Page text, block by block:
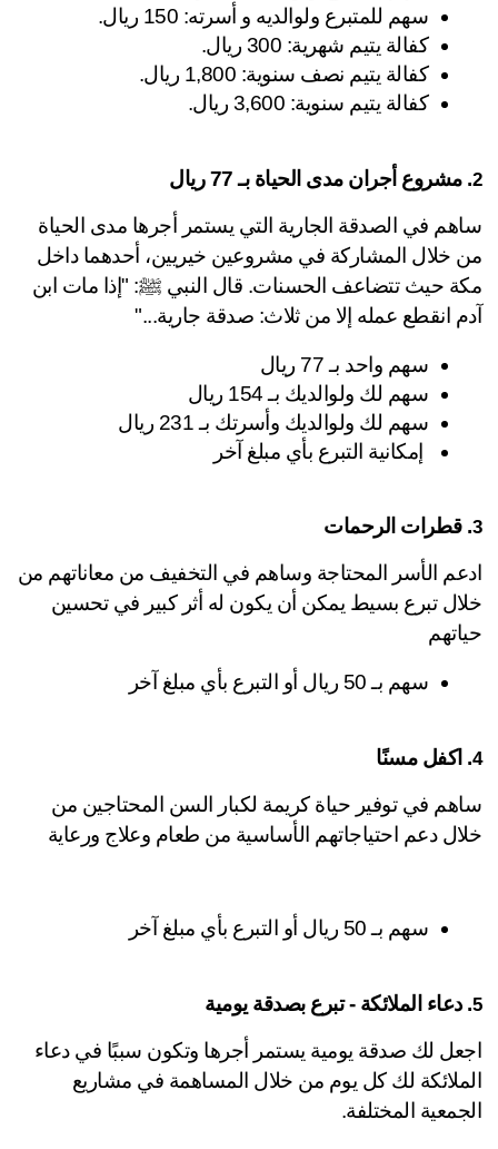
سهم للمتبرع ولوالديه و أسرته: 150 ريال.
كفالة يتيم شهرية: 300 ريال.
كفالة يتيم نصف سنوية: 1,800 ريال.
كفالة يتيم سنوية: 3,600 ريال.
مشروع أجران مدى الحياة بـ 77 ريال
ساهم في الصدقة الجارية التي يستمر أجرها مدى الحياة
من خلال المشاركة في مشروعين خيريين، أحدهما داخل
انقطع عمله إلا من ثلاث: صدقة جارية..."
سهم واحد بـ 77 ريال
سهم لك ولوالديك بـ 154 ريال
سهم لك ولوالديك وأسرتك بـ 231 ريال
إمكانية التبرع بأي مبلغ آخر
قطرات الرحمات
خلال تبرع بسيط يمكن أن يكون له أثر كبير في تحسين
سهم بـ 50 ريال أو التبرع بأي مبلغ آخر
اكفل مسنًا
ساهم في توفير حياة كريمة لكبار السن المحتاجين من
دعم احتياجاتهم الأساسية من طعام وعلاج ورعاية
سهم بـ 50 ريال أو التبرع بأي مبلغ آخر
دعاء الملائكة - تبرع بصدقة يومية
اجعل لك صدقة يومية يستمر أجرها وتكون سببًا في دعاء
الملائكة لك كل يوم من خلال المساهمة في مشاريع
المختلفة.